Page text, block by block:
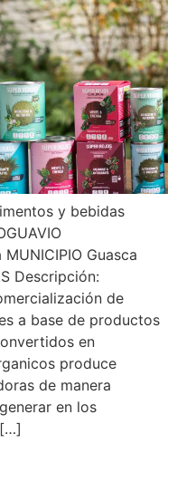
y bebidas
Guasca
Descripción:
de
a base de productos
en
produce
de manera
en los